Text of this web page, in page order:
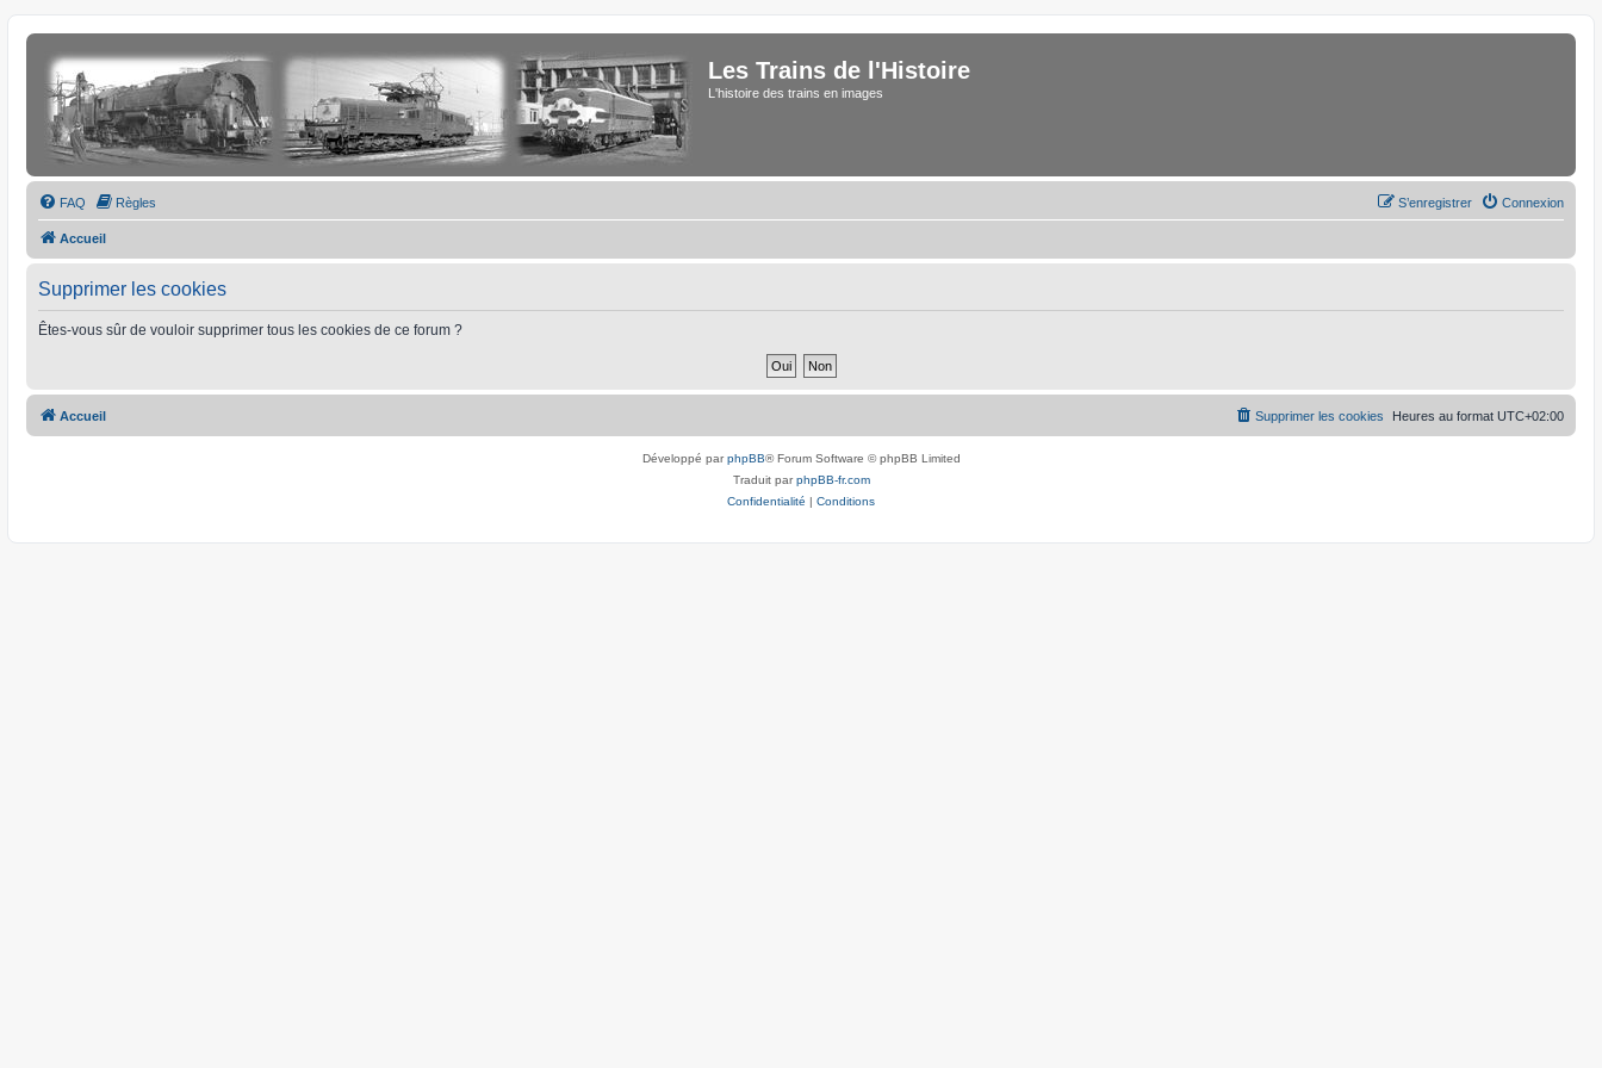
Les Trains de l'Histoire
L'histoire des trains en images
FAQ Règles Connexion
S’enregistrer
Accueil
Supprimer les cookies
Êtes-vous sûr de vouloir supprimer tous les cookies de ce forum ?
Accueil Heures au format UTC+02:00
Supprimer les cookies
Développé parphpBB® Forum Software © phpBB Limited
Traduit parphpBB-fr.com
Confidentialité | Conditions